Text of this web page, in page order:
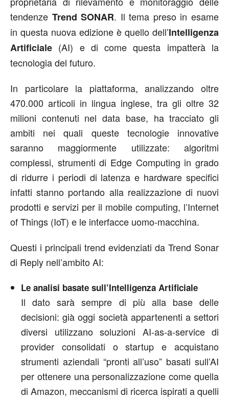
tendenze Trend SONAR. Il tema preso in esame
in questa nuova edizione è quello dell’Intelligenza
Artificiale (AI) e di come questa impatterà la
tecnologia del futuro.
In particolare la piattaforma, analizzando oltre
470.000 articoli in lingua inglese, tra gli oltre 32
milioni contenuti nel data base, ha tracciato gli
ambiti nei quali queste tecnologie innovative
saranno maggiormente utilizzate: algoritmi
complessi, strumenti di Edge Computing in grado
di ridurre i periodi di latenza e hardware specifici
infatti stanno portando alla realizzazione di nuovi
prodotti e servizi per il mobile computing, l’Internet
of Things (IoT) e le interfacce uomo-macchina.
Questi i principali trend evidenziati da Trend Sonar
di Reply nell’ambito AI:
Le analisi basate sull’Intelligenza Artificiale
Il dato sarà sempre di più alla base delle
decisioni: già oggi società appartenenti a settori
diversi utilizzano soluzioni AI-as-a-service di
provider consolidati o startup e acquistano
strumenti aziendali “pronti all’uso” basati sull’AI
per ottenere una personalizzazione come quella
di Amazon, meccanismi di ricerca ispirati a quelli